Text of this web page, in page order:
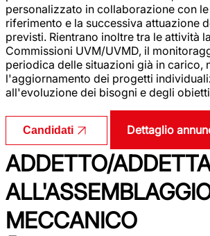
personalizzato in collaborazione con
riferimento e la successiva attuazione
previsti. Rientrano inoltre tra le attività
Commissioni UVM/UVMD, il
periodica delle situazioni già in carico,
l'aggiornamento dei progetti
all'evoluzione dei bisogni e degli
Candidati Dettaglio
ADDETTO/
MECCANICO